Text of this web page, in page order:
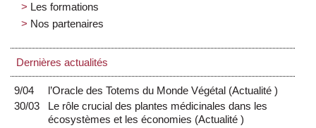
Les formations
Nos partenaires
Dernières actualités
9/04 l’Oracle des Totems du Monde Végétal (Actualité)
30/03
Le rôle crucial des plantes médicinales dans les
écosystèmes et les économies (Actualité)